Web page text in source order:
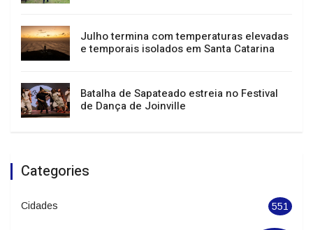
Julho termina com temperaturas elevadas
e temporais isolados em Santa Catarina
Batalha de Sapateado estreia no Festival
de Dança de Joinville
Categories
Cidades 551